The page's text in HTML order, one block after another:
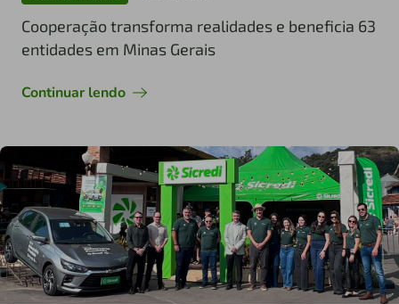
Cooperação transforma realidades e beneficia 63
entidades em Minas Gerais
Continuar lendo